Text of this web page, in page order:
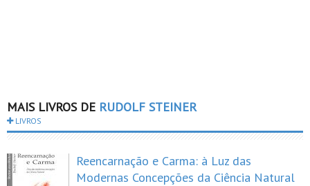
MAIS LIVROS DE RUDOLF STEINER
LIVROS
Reencarnação e Carma: à Luz das
Modernas Concepções da Ciência Natural